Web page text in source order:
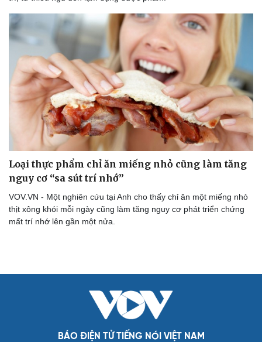
Loại thực phẩm chỉ ăn miếng nhỏ cũng làm tăng
nguy cơ “sa sút trí nhớ”
VOV.VN - Một nghiên cứu tại Anh cho thấy chỉ ăn một miếng nhỏ
thịt xông khói mỗi ngày cũng làm tăng nguy cơ phát triển chứng
mất trí nhớ lên gần một nửa.
BÁO ĐIỆN TỬ TIẾNG NÓI VIỆT NAM